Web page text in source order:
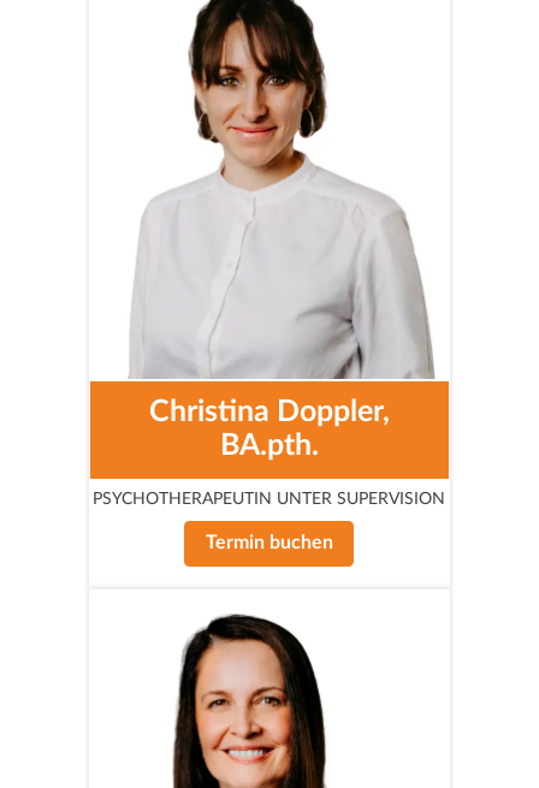
Christina Doppler,
BA.pth.
PSYCHOTHERAPEUTIN UNTER SUPERVISION
Termin buchen